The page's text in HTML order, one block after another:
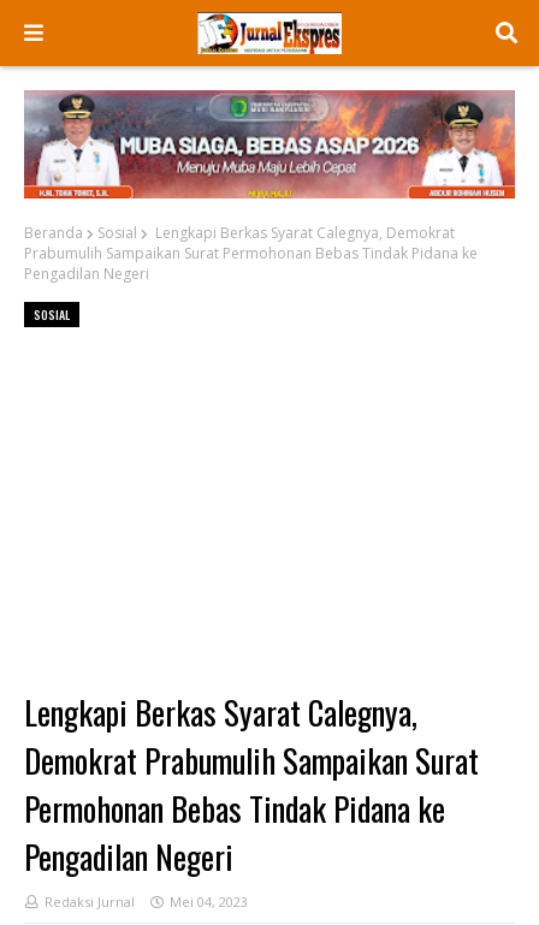
Beranda Sosial
Lengkapi Berkas Syarat Calegnya, Demokrat
Prabumulih Sampaikan Surat Permohonan Bebas Tindak Pidana ke
Pengadilan Negeri
SOSIAL
Lengkapi Berkas Syarat Calegnya,
Demokrat Prabumulih Sampaikan Surat
Permohonan Bebas Tindak Pidana ke
Pengadilan Negeri
Redaksi Jurnal Mei 04, 2023